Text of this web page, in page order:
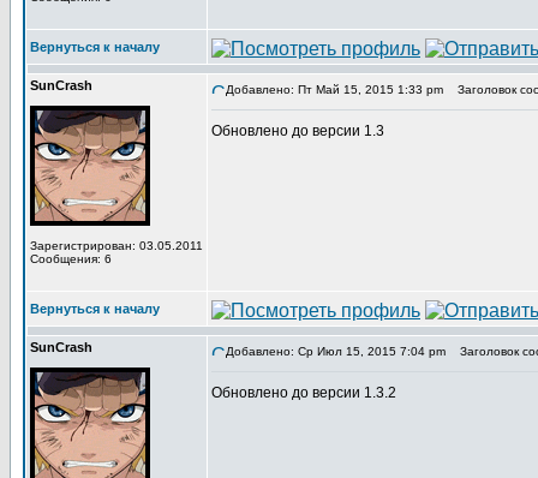
Вернуться к началу
SunCrash
Зарегистрирован: 03.05.2011
Сообщения: 6
Добавлено: Пт Май 15, 2015 1:33 pm Заголовок
Обновлено до версии 1.3
Вернуться к началу
SunCrash Добавлено: Ср Июл 15, 2015 7:04 pm Заголовок
Обновлено до версии 1.3.2